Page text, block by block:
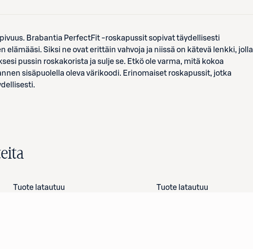
Brabantia PerfectFit -roskapussit sopivat täydellisesti
elämääsi. Siksi ne ovat erittäin vahvoja ja niissä on kätevä lenkki, jolla
pussin roskakorista ja sulje se. Etkö ole varma, mitä kokoa
sisäpuolella oleva värikoodi. Erinomaiset roskapussit, jotka
Tuote latautuu Tuote latautuu